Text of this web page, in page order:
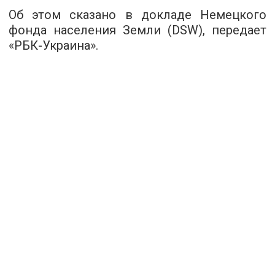
Об этом сказано в докладе Немецкого
фонда населения Земли (DSW), передает
«РБК-Украина».